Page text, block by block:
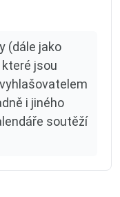
(dále jako
jsou
i jiného
soutěží